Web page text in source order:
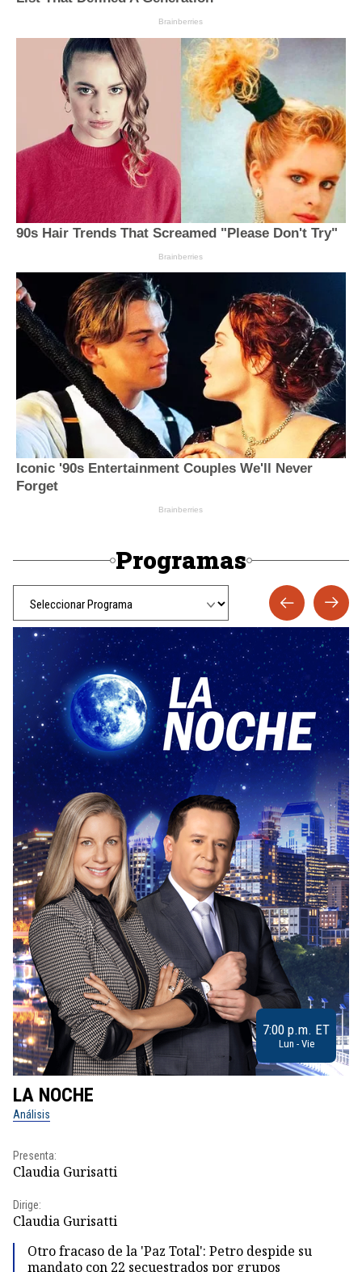
Programas
7:00 p.m. ET
Lun - Vie
LA NOCHE
Análisis
Presenta:
Claudia Gurisatti
Dirige:
Claudia Gurisatti
Otro fracaso de la 'Paz Total': Petro despide su
mandato con 22 secuestrados por grupos